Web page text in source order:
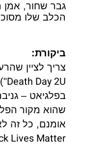
גבר שחור, אמן
הכלב שלו
ביקורת:
צריך לציין
Death Day 2U
בפלגיאט –
שהוא מקור
אומנם, כל זה
Lives Matter